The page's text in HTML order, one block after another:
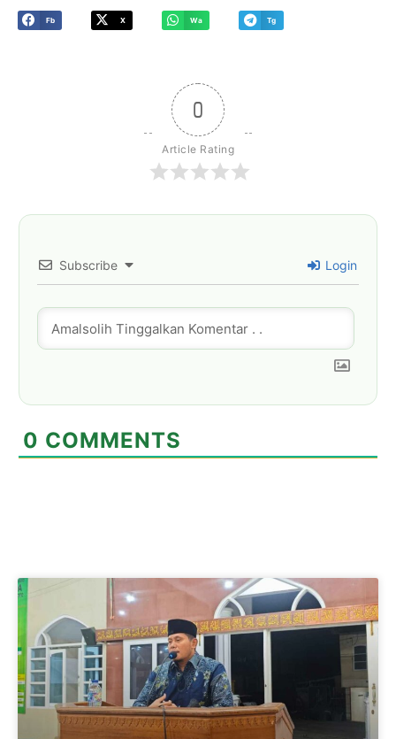
Fb X Wa Tg
0
Article Rating
Subscribe Login
0 COMMENTS